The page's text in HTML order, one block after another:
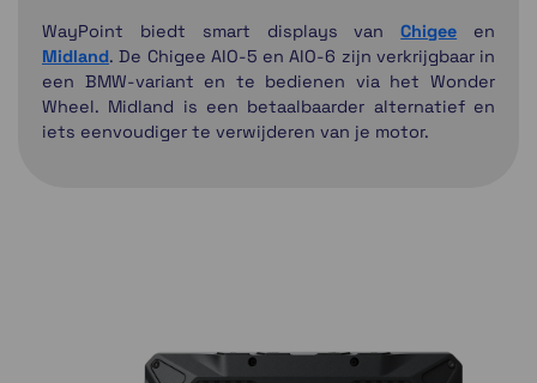
WayPoint biedt smart displays vanChigee en
Midland. De Chigee AIO-5 en AIO-6 zijn verkrijgbaar in
een BMW-variant en te bedienen via het Wonder
Wheel. Midland is een betaalbaarder alternatief en
iets eenvoudiger te verwijderen van je motor.